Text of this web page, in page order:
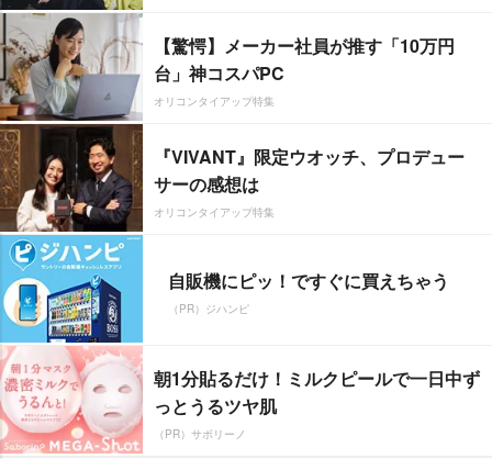
【驚愕】メーカー社員が推す「10万円
台」神コスパPC
オリコンタイアップ特集
『VIVANT』限定ウオッチ、プロデュー
サーの感想は
オリコンタイアップ特集
自販機にピッ！ですぐに買えちゃう
（PR）ジハンピ
朝1分貼るだけ！ミルクピールで一日中ず
っとうるツヤ肌
（PR）サボリーノ